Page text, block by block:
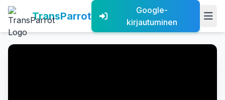
TransParrot
Google-
kirjautuminen